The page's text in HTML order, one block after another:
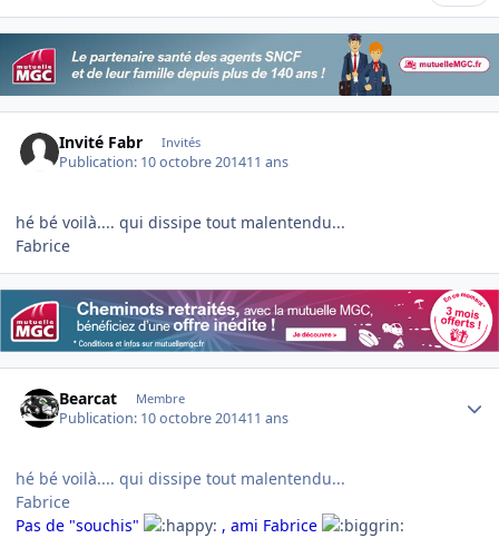
Invité Fabr Invités
Publication: 10 octobre 201411 ans
hé bé voilà.... qui dissipe tout malentendu...
Fabrice
Bearcat Membre
Publication: 10 octobre 201411 ans
hé bé voilà.... qui dissipe tout malentendu...
Fabrice
Pas de "souchis"
, ami Fabrice